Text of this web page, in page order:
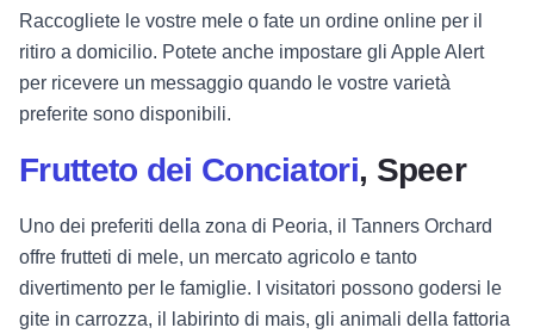
Raccogliete le vostre mele o fate un ordine online per il
ritiro a domicilio. Potete anche impostare gli Apple Alert
per ricevere un messaggio quando le vostre varietà
preferite sono disponibili.
Frutteto dei Conciatori, Speer
Uno dei preferiti della zona di Peoria, il Tanners Orchard
offre frutteti di mele, un mercato agricolo e tanto
divertimento per le famiglie. I visitatori possono godersi le
gite in carrozza, il labirinto di mais, gli animali della fattoria